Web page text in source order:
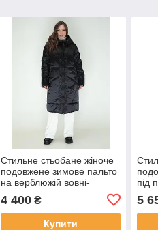
Стильне стьобане жіноче
подовжене зимове пальто
на верблюжій вовні-
4 400₴
Купити
під
5